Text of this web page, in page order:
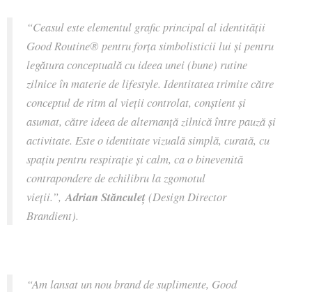
“Ceasul este elementul grafic principal al identității
Good Routine® pentru forța simbolisticii lui și pentru
legătura conceptuală cu ideea unei (bune) rutine
zilnice în materie de lifestyle. Identitatea trimite către
conceptul de ritm al vieții controlat, conștient și
asumat, către ideea de alternanță zilnică între pauză și
activitate. Este o identitate vizuală simplă, curată, cu
spațiu pentru respirație și calm, ca o binevenită
contrapondere de echilibru la zgomotul
vieții.”, Adrian Stănculeț(Design Director
Brandient).
“Am lansat un nou brand de suplimente, Good